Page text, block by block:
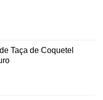
Taça de Coquetel